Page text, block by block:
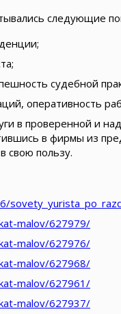
следующие
судебной
оперативность
в проверенной и
в фирмы из
свою пользу.
malov/627979/
malov/627976/
malov/627968/
malov/627961/
malov/627937/